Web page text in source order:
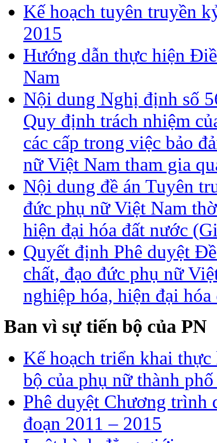
Kế hoạch tuyên truyền
2015
Hướng dẫn thực hiện
Nam
Nội dung Nghị định số
Quy định trách nhiệm
các cấp trong việc bảo
nữ Việt Nam tham gia
Nội dung đề án Tuyên
đức phụ nữ Việt Nam
hiện đại hóa đất nước
Quyết định Phê duyệt
chất, đạo đức phụ nữ
nghiệp hóa, hiện đại
Ban vì sự tiến bộ của PN
Kế hoạch triển khai
bộ của phụ nữ thành
Phê duyệt Chương
đoạn 2011 – 2015